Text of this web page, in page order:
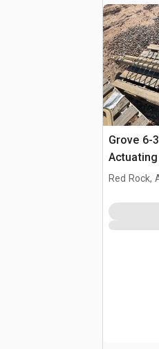
Grove 6-
Assembly
Red Rock,